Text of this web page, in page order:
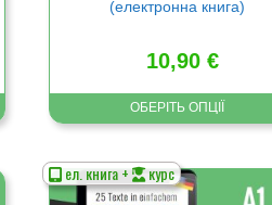
(електронна книга)
10,90 €
ОБЕРІТЬ ОПЦІЇ
ел. книга + курс
Цей
товар